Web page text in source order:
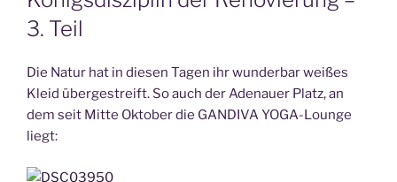
3. Teil
Die Natur hat in diesen Tagen ihr wunderbar weißes
Kleid übergestreift. So auch der Adenauer Platz, an
dem seit Mitte Oktober die GANDIVA YOGA-Lounge
liegt: